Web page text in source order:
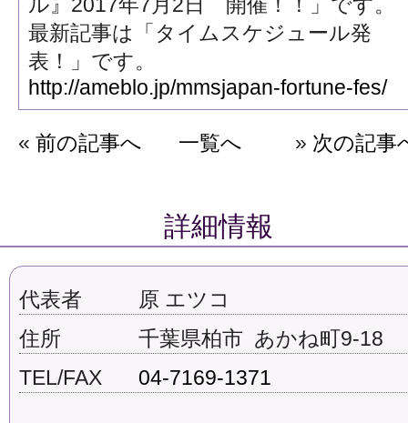
ル』2017年7月2日 開催！！」です。
最新記事は「タイムスケジュール発
表！」です。
http://ameblo.jp/mmsjapan-fortune-fes/
« 前の記事へ 一覧へ » 次の記事
詳細情報
代表者
原 エツコ
住所
千葉県柏市 あかね町9-18
TEL/FAX
04-7169-1371